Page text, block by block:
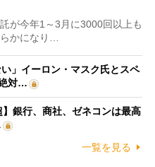
が今年1～3月に3000回以上も
かになり…
」イーロン・マスク氏とスペ
対…
】銀行、商社、ゼネコンは最高
一覧を見る